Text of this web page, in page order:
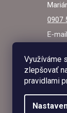
Využíváme
zlepšovať
pravidlami
0907
E-